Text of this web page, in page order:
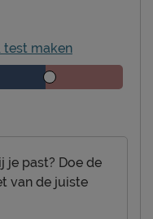
test maken
je past? Doe de
van de juiste